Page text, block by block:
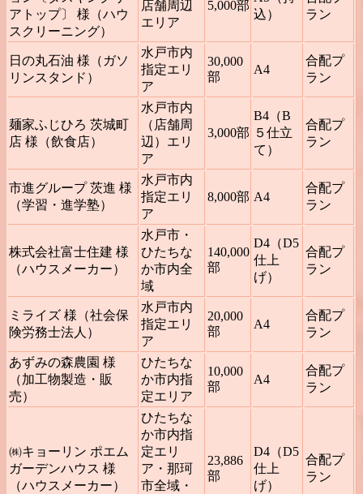
アトップ〕 様（ハウ
スクリーニング）
店舗周辺
エリア
5,000部
込）
ラン
日の丸石油 様（ガソ
リンスタンド）
水戸市内
指定エリ
ア
30,000
部
A4
合配プ
ラン
麺家ふじひろ 茨城町
店 様（飲食店）
水戸市内
（店舗周
辺）エリ
ア
3,000部
B4（B
５仕立
て）
合配プ
ラン
市進グループ 茨進 様
（学習・進学塾）
水戸市内
指定エリ
ア
8,000部 A4
合配プ
ラン
株式会社富士住建 様
（ハウスメーカー）
水戸市・
ひたちな
か市内全
域
140,000
部
D4（D5
仕上
げ）
合配プ
ラン
ミライズ 様（社会保
険労務士法人）
水戸市内
指定エリ
ア
20,000
部
A4
合配プ
ラン
あずみの森農園 様
（加工物製造・販
売）
ひたちな
か市内指
定エリア
10,000
部
A4
合配プ
ラン
㈱キョーリン ポエム
ガーデンハウス 様
（ハウスメーカー）
ひたちな
か市内指
定エリ
ア・那珂
市全域・
23,886
部
D4（D5
仕上
げ）
合配プ
ラン